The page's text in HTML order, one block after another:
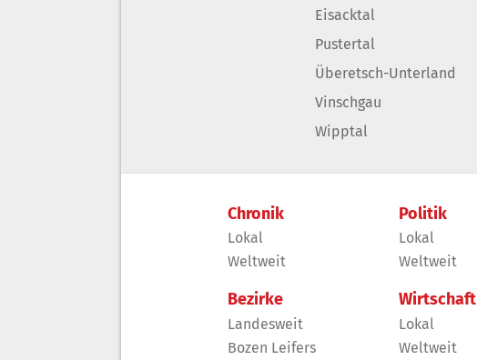
Eisacktal
Pustertal
Überetsch-Unterland
Vinschgau
Wipptal
Chronik
Lokal
Weltweit
Bezirke
Landesweit
Bozen Leifers
Politik
Lokal
Weltweit
Wirtschaft
Lokal
Weltweit